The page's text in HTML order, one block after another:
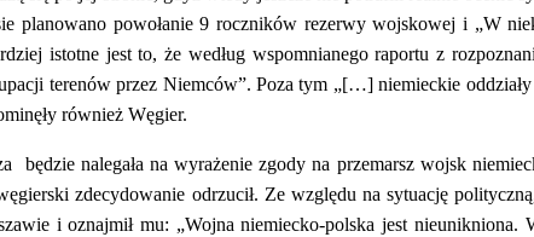
planowano powołanie 9 roczników rezerwy wojskowej i „W
istotne jest to, że według wspomnianego raportu z
terenów przez Niemców”. Poza tym „[…] niemieckie
również Węgier.
nalegała na wyrażenie zgody na przemarsz wojsk
zdecydowanie odrzucił. Ze względu na sytuację
i oznajmił mu: „Wojna niemiecko-polska jest